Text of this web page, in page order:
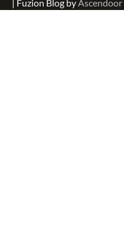
| Fuzion Blog byAscendoor